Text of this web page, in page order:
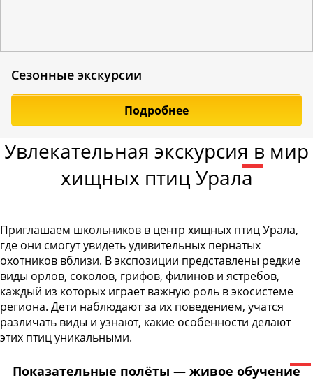
Сезонные экскурсии
Подробнее
Увлекательная экскурсия в мир
хищных птиц Урала
Приглашаем школьников в центр хищных птиц Урала,
где они смогут увидеть удивительных пернатых
охотников вблизи. В экспозиции представлены редкие
виды орлов, соколов, грифов, филинов и ястребов,
каждый из которых играет важную роль в экосистеме
региона. Дети наблюдают за их поведением, учатся
различать виды и узнают, какие особенности делают
этих птиц уникальными.
Показательные полёты — живое обучение